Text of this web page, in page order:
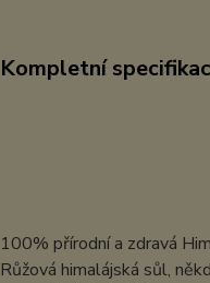
Kompletní
100% přírodní a zdravá
Růžová himalájská sůl,